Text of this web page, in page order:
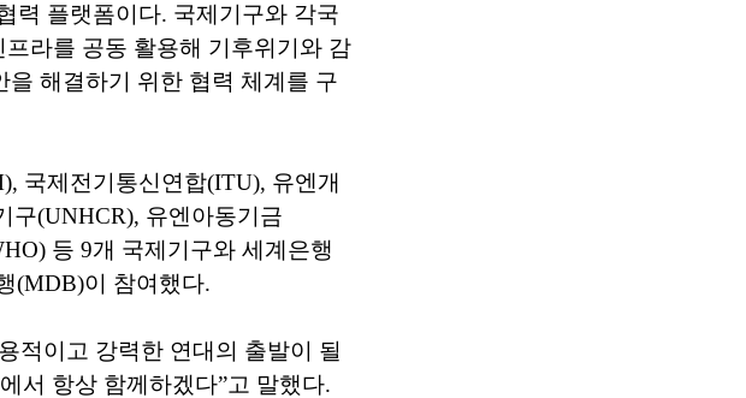
력 플랫폼이다. 국제기구와 각국
라를 공동 활용해 기후위기와 감
해결하기 위한 협력 체계를 구
국제전기통신연합(ITU), 유엔개
구(UNHCR), 유엔아동기금
등 9개 국제기구와 세계은행
(MDB)이 참여했다.
적이고 강력한 연대의 출발이 될
서 항상 함께하겠다”고 말했다.